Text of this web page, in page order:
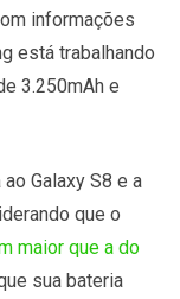
informações
está trabalhando
3.250mAh e
Galaxy S8 e a
que o
maior que a do
sua bateria